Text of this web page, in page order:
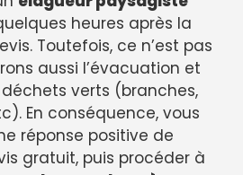
heures après la
Toutefois, ce n’est pas
aussi l’évacuation et
verts (branches,
En conséquence, vous
réponse positive de
gratuit, puis procéder à